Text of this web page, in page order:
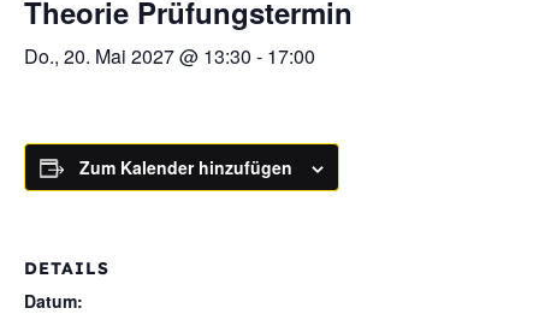
Theorie Prüfungstermin
Do., 20. Mai 2027 @ 13:30 - 17:00
Zum Kalender hinzufügen
DETAILS
Datum: